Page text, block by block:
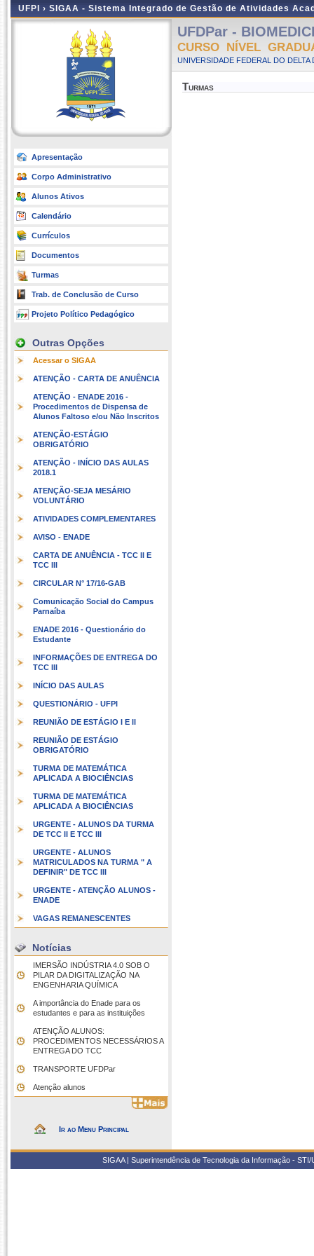
UFPI › SIGAA - Sistema Integrado de Gestão de Atividades
Apresentação
Corpo Administrativo
Alunos Ativos
Calendário
Currículos
Documentos
Turmas
Trab. de Conclusão de Curso
Projeto Político Pedagógico
Outras Opções
Acessar o SIGAA
ATENÇÃO - CARTA DE ANUÊNCIA
ATENÇÃO - ENADE 2016 -
Procedimentos de Dispensa de
Alunos Faltoso e/ou Não Inscritos
ATENÇÃO-ESTÁGIO
OBRIGATÓRIO
ATENÇÃO - INÍCIO DAS AULAS
2018.1
ATENÇÃO-SEJA MESÁRIO
VOLUNTÁRIO
ATIVIDADES COMPLEMENTARES
AVISO - ENADE
CARTA DE ANUÊNCIA - TCC II E
TCC III
CIRCULAR N° 17/16-GAB
Comunicação Social do Campus
Parnaíba
ENADE 2016 - Questionário do
Estudante
INFORMAÇÕES DE ENTREGA DO
TCC III
INÍCIO DAS AULAS
QUESTIONÁRIO - UFPI
REUNIÃO DE ESTÁGIO I E II
REUNIÃO DE ESTÁGIO
OBRIGATÓRIO
TURMA DE MATEMÁTICA
APLICADA A BIOCIÊNCIAS
TURMA DE MATEMÁTICA
APLICADA A BIOCIÊNCIAS
URGENTE - ALUNOS DA TURMA
DE TCC II E TCC III
URGENTE - ALUNOS
MATRICULADOS NA TURMA " A
DEFINIR" DE TCC III
URGENTE - ATENÇÃO ALUNOS -
ENADE
VAGAS REMANESCENTES
Notícias
IMERSÃO INDÚSTRIA 4.0 SOB O
PILAR DA DIGITALIZAÇÃO NA
ENGENHARIA QUÍMICA
A importância do Enade para os
estudantes e para as instituições
ATENÇÃO ALUNOS:
PROCEDIMENTOS NECESSÁRIOS A
ENTREGA DO TCC
TRANSPORTE UFDPar
Atenção alunos
Ir ao Menu Principal
UFDPar -
CURSO NÍVEL
UNIVERSIDADE FEDERAL DO DELTA
Turmas
SIGAA | Superintendência de Tecnologia da Informação -